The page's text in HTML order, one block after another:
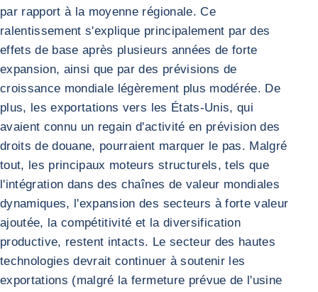
par rapport à la moyenne régionale. Ce
ralentissement s'explique principalement par des
effets de base après plusieurs années de forte
expansion, ainsi que par des prévisions de
croissance mondiale légèrement plus modérée. De
plus, les exportations vers les États-Unis, qui
avaient connu un regain d'activité en prévision des
droits de douane, pourraient marquer le pas. Malgré
tout, les principaux moteurs structurels, tels que
l'intégration dans des chaînes de valeur mondiales
dynamiques, l'expansion des secteurs à forte valeur
ajoutée, la compétitivité et la diversification
productive, restent intacts. Le secteur des hautes
technologies devrait continuer à soutenir les
exportations (malgré la fermeture prévue de l'usine